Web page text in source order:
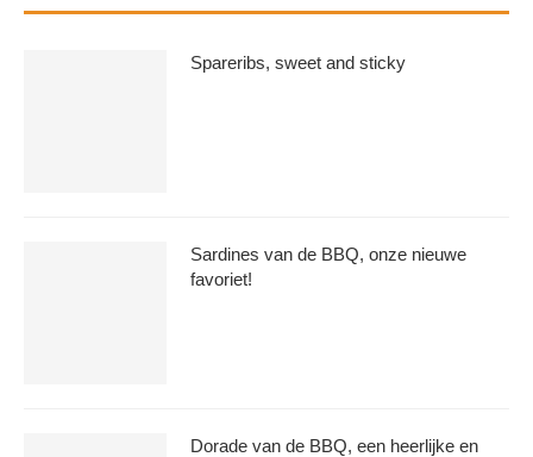
Spareribs, sweet and sticky
Sardines van de BBQ, onze nieuwe
favoriet!
Dorade van de BBQ, een heerlijke en